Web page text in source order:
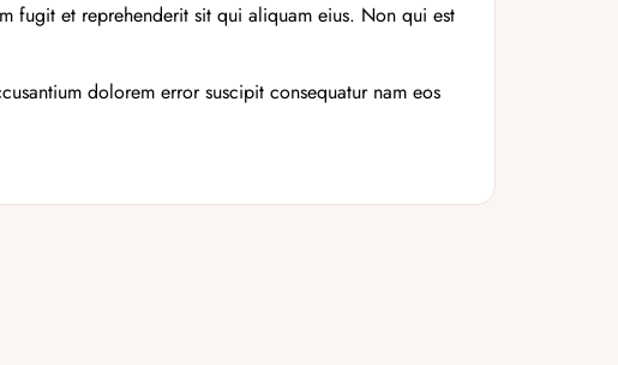
fugit et reprehenderit sit qui aliquam eius. Non qui est
dolorem error suscipit consequatur nam eos